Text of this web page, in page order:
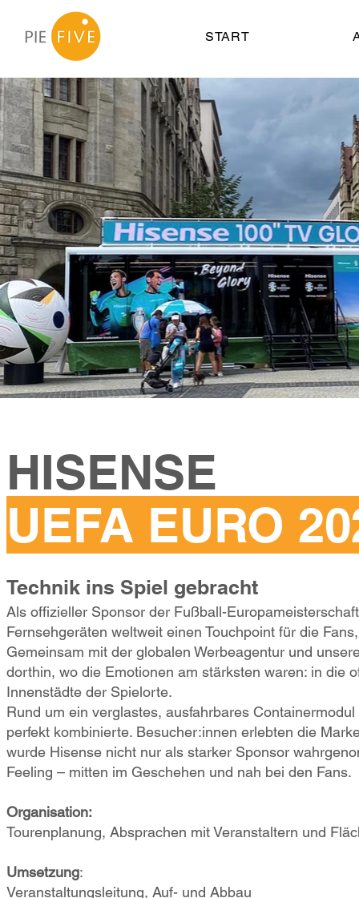
START
HISENSE
UEFA EURO
Technik ins Spiel gebracht
Als offizieller Sponsor der Fußball-
Fernsehgeräten weltweit einen Touchpoint für die
Gemeinsam mit der globalen Werbeagentur und
dorthin, wo die Emotionen am stärksten waren: in die
Innenstädte der Spielorte.
Rund um ein verglastes, ausfahrbares
perfekt kombinierte. Besucher:innen erlebten die
wurde Hisense nicht nur als starker Sponsor
Feeling – mitten im Geschehen und nah bei den Fans.
Organisation:
Tourenplanung, Absprachen mit Veranstaltern und
Umsetzung:
Veranstaltungsleitung, Auf- und Abbau